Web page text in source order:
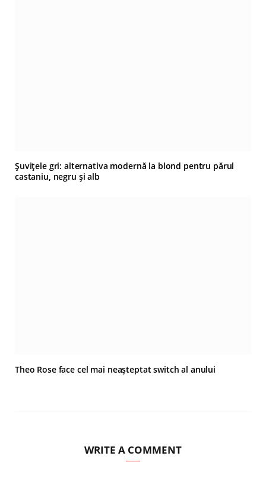
Șuvițele gri: alternativa modernă la blond pentru părul
castaniu, negru și alb
Theo Rose face cel mai neașteptat switch al anului
WRITE A COMMENT